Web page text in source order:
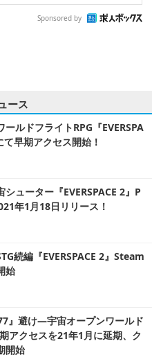
Sponsored by
ース
ルドフライトRPG『EVERSPA
早期アクセス開始！
ューター『EVERSPACE 2』P
年1月18日リリース！
続編『EVERSPACE 2』Steam
始
』避け―宇宙オープンワールド
期アクセスを21年1月に延期、ク
開始